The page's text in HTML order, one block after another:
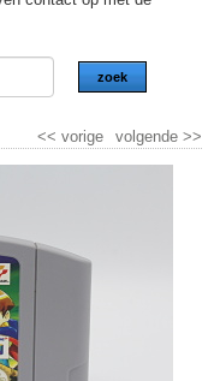
zoek
volgende >>
<< vorige